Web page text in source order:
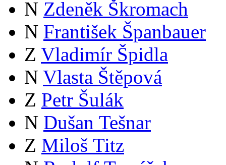
N Zdeněk Škromach
N František Španbauer
Z Vladimír Špidla
N Vlasta Štěpová
Z Petr Šulák
N Dušan Tešnar
Z Miloš Titz